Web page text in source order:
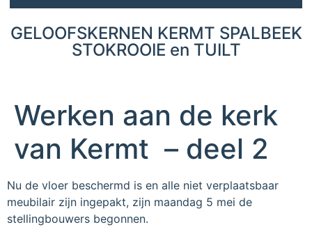
GELOOFSKERNEN KERMT SPALBEEK
STOKROOIE en TUILT
Werken aan de kerk
van Kermt – deel 2
Nu de vloer beschermd is en alle niet verplaatsbaar
meubilair zijn ingepakt, zijn maandag 5 mei de
stellingbouwers begonnen.